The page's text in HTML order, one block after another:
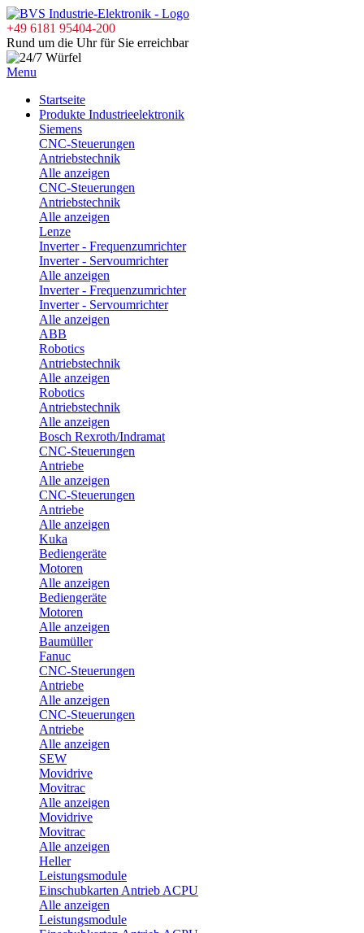
+49 6181 95404-200
Rund um die Uhr für Sie erreichbar
Menu
Startseite
Produkte Industrieelektronik
Siemens
CNC-Steuerungen
Antriebstechnik
Alle anzeigen
CNC-Steuerungen
Antriebstechnik
Alle anzeigen
Lenze
Inverter - Frequenzumrichter
Inverter - Servoumrichter
Alle anzeigen
Inverter - Frequenzumrichter
Inverter - Servoumrichter
Alle anzeigen
ABB
Robotics
Antriebstechnik
Alle anzeigen
Robotics
Antriebstechnik
Alle anzeigen
Bosch Rexroth/Indramat
CNC-Steuerungen
Antriebe
Alle anzeigen
CNC-Steuerungen
Antriebe
Alle anzeigen
Kuka
Bediengeräte
Motoren
Alle anzeigen
Bediengeräte
Motoren
Alle anzeigen
Baumüller
Fanuc
CNC-Steuerungen
Antriebe
Alle anzeigen
CNC-Steuerungen
Antriebe
Alle anzeigen
SEW
Movidrive
Movitrac
Alle anzeigen
Movidrive
Movitrac
Alle anzeigen
Heller
Leistungsmodule
Einschubkarten Antrieb ACPU
Alle anzeigen
Leistungsmodule